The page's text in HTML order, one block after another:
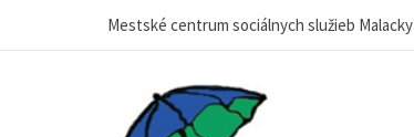
Mestské centrum sociálnych služieb Malacky